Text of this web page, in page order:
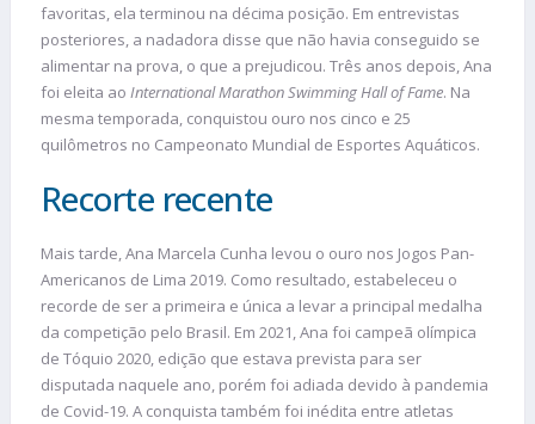
favoritas, ela terminou na décima posição. Em entrevistas
posteriores, a nadadora disse que não havia conseguido se
alimentar na prova, o que a prejudicou. Três anos depois, Ana
foi eleita ao International Marathon Swimming Hall of Fame. Na
mesma temporada, conquistou ouro nos cinco e 25
quilômetros no Campeonato Mundial de Esportes Aquáticos.
Recorte recente
Mais tarde, Ana Marcela Cunha levou o ouro nos Jogos Pan-
Americanos de Lima 2019. Como resultado, estabeleceu o
recorde de ser a primeira e única a levar a principal medalha
da competição pelo Brasil. Em 2021, Ana foi campeã olímpica
de Tóquio 2020, edição que estava prevista para ser
disputada naquele ano, porém foi adiada devido à pandemia
de Covid-19. A conquista também foi inédita entre atletas